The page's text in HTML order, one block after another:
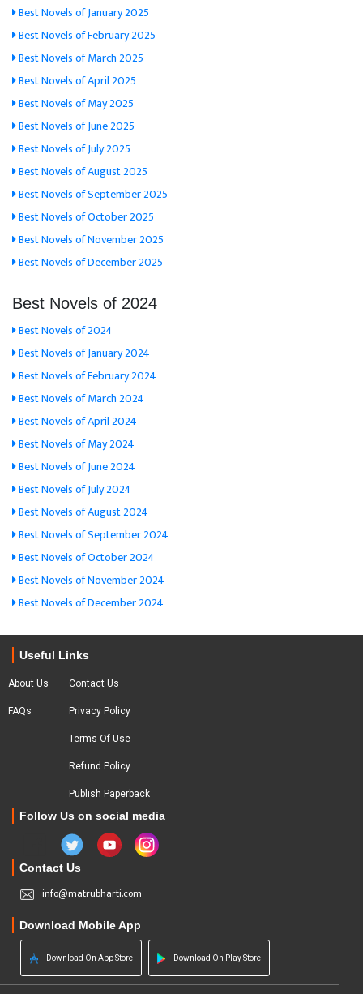
Best Novels of January 2025
Best Novels of February 2025
Best Novels of March 2025
Best Novels of April 2025
Best Novels of May 2025
Best Novels of June 2025
Best Novels of July 2025
Best Novels of August 2025
Best Novels of September 2025
Best Novels of October 2025
Best Novels of November 2025
Best Novels of December 2025
Best Novels of 2024
Best Novels of 2024
Best Novels of January 2024
Best Novels of February 2024
Best Novels of March 2024
Best Novels of April 2024
Best Novels of May 2024
Best Novels of June 2024
Best Novels of July 2024
Best Novels of August 2024
Best Novels of September 2024
Best Novels of October 2024
Best Novels of November 2024
Best Novels of December 2024
Useful Links
About Us
FAQs
Contact Us
Privacy Policy
Terms Of Use
Refund Policy
Publish Paperback
Follow Us on social media
Contact Us
info@matrubharti.com
Download Mobile App
Download On App Store Download On Play Store